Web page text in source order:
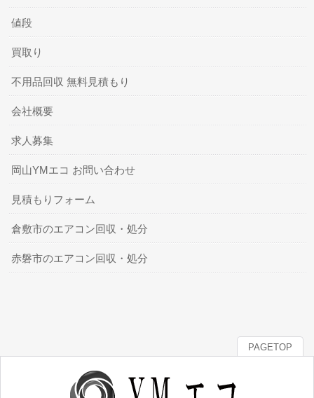
値段
買取り
不用品回収 無料見積もり
会社概要
求人募集
岡山YMエコ お問い合わせ
見積もりフォーム
倉敷市のエアコン回収・処分
赤磐市のエアコン回収・処分
PAGETOP